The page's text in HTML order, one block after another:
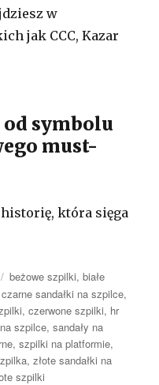
w
jak CCC, Kazar
symbolu
must-
która sięga
Tagi
beżowe szpilki,białe
czarne sandałki na szpilce,
,czerwone szpilki, hr
szpilce,sandały na
,szpilki na platformie,
,złote sandałki na
szpilki